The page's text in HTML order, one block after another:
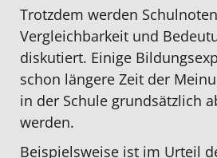
Trotzdem werden
Vergleichbarkeit und
diskutiert. Einige
schon längere Zeit der
in der Schule grundsätzlich
werden.
Beispielsweise ist im Urteil